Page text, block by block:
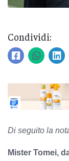
Condividi:
Di seguito la
Mister Tomei,